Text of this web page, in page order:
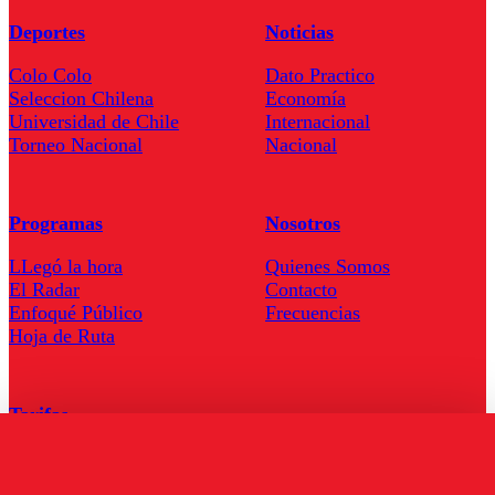
Deportes
Colo Colo
Seleccion Chilena
Universidad de Chile
Torneo Nacional
Noticias
Dato Practico
Economía
Internacional
Nacional
Programas
LLegó la hora
El Radar
Enfoqué Público
Hoja de Ruta
Nosotros
Quienes Somos
Contacto
Frecuencias
Tarifas